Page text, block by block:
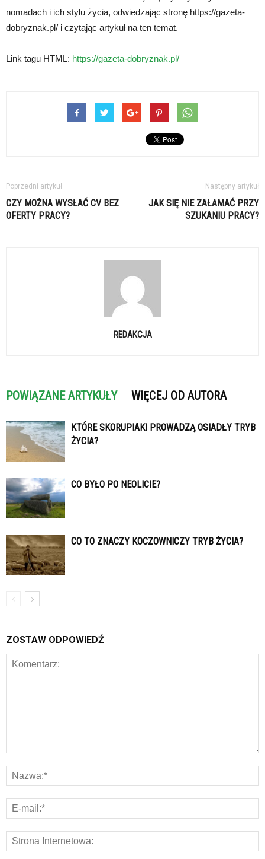
nomadach i ich stylu życia, odwiedzając stronę https://gazeta-
dobryznak.pl/ i czytając artykuł na ten temat.
Link tagu HTML: https://gazeta-dobryznak.pl/
Poprzedni artykuł
CZY MOŻNA WYSŁAĆ CV BEZ
OFERTY PRACY?
Następny artykuł
JAK SIĘ NIE ZAŁAMAĆ PRZY
SZUKANIU PRACY?
REDAKCJA
POWIĄZANE ARTYKUŁY WIĘCEJ OD AUTORA
KTÓRE SKORUPIAKI PROWADZĄ OSIADŁY TRYB
ŻYCIA?
CO BYŁO PO NEOLICIE?
CO TO ZNACZY KOCZOWNICZY TRYB ŻYCIA?
ZOSTAW ODPOWIEDŹ